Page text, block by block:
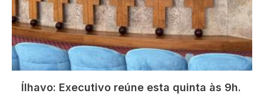
Ílhavo: Executivo reúne esta quinta às 9h.